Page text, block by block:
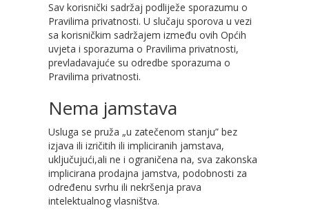
Sav korisnički sadržaj podliježe sporazumu o
Pravilima privatnosti. U slučaju sporova u vezi
sa korisničkim sadržajem između ovih Općih
uvjeta i sporazuma o Pravilima privatnosti,
prevladavajuće su odredbe sporazuma o
Pravilima privatnosti.
Nema jamstava
Usluga se pruža „u zatečenom stanju” bez
izjava ili izričitih ili impliciranih jamstava,
uključujući,ali ne i ograničena na, sva zakonska
implicirana prodajna jamstva, podobnosti za
određenu svrhu ili nekršenja prava
intelektualnog vlasništva.